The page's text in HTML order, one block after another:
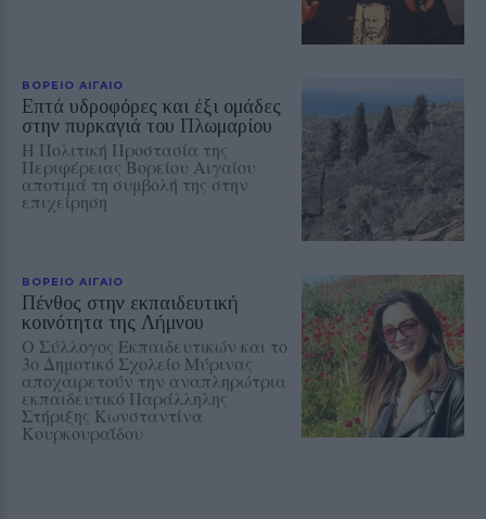
ΒΟΡΕΙΟ ΑΙΓΑΙΟ
Επτά υδροφόρες και έξι ομάδες
στην πυρκαγιά του Πλωμαρίου
Η Πολιτική Προστασία της
Περιφέρειας Βορείου Αιγαίου
αποτιμά τη συμβολή της στην
επιχείρηση
ΒΟΡΕΙΟ ΑΙΓΑΙΟ
Πένθος στην εκπαιδευτική
κοινότητα της Λήμνου
Ο Σύλλογος Εκπαιδευτικών και το
3ο Δημοτικό Σχολείο Μύρινας
αποχαιρετούν την αναπληρώτρια
εκπαιδευτικό Παράλληλης
Στήριξης Κωνσταντίνα
Κουρκουραΐδου